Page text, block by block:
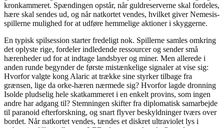
kronkammeret. Spændingen opstår, når guldreserverne skal fordeles,
hære skal sendes ud, og når natkortet vendes, hvilket giver Nemesis-
spillerne mulighed for at udføre hemmelige aktioner i skyggerne.
En typisk spilsession starter fredeligt nok. Spillerne samles omkring
det oplyste rige, fordeler indledende ressourcer og sender små
hærenheder ud for at indtage landsbyer og miner. Men allerede i
anden runde begynder de første mistænkelige signaler at vise sig:
Hvorfor valgte kong Alaric at trække sine styrker tilbage fra
grænsen, lige da orke-hæren nærmede sig? Hvorfor lagde dronning
Isolde pludselig hele skatkammeret i en enkelt provins, som ingen
andre har adgang til? Stemningen skifter fra diplomatisk samarbejde
til paranoid efterforskning, og snart flyver beskyldninger tværs over
bordet. Når natkortet vendes, tændes et diskret ultraviolet lys i